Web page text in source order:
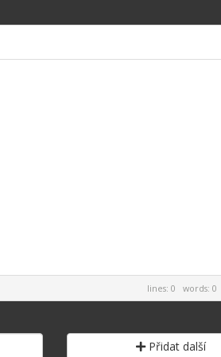
lines: 0 words: 0
Přidat další